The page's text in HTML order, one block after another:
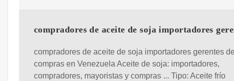
compradores de aceite de soja importadores
compradores de aceite de soja importadores gerentes de
compras en Venezuela Aceite de soja: importadores,
compradores, mayoristas y compras ... Tipo: Aceite frío